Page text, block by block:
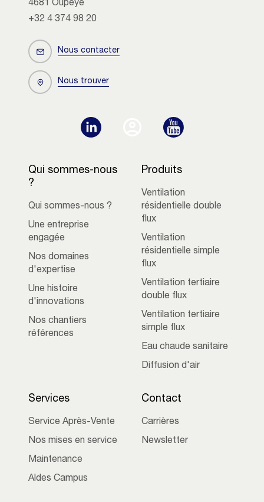
4681 Oupeye
+32 4 374 98 20
Nous contacter
Nous trouver
Qui sommes-nous
?
Qui sommes-nous ?
Une entreprise
engagée
Nos domaines
d'expertise
Une histoire
d'innovations
Nos chantiers
références
Produits
Ventilation
résidentielle double
flux
Ventilation
résidentielle simple
flux
Ventilation tertiaire
double flux
Ventilation tertiaire
simple flux
Eau chaude sanitaire
Diffusion d'air
Services
Service Après-Vente
Nos mises en service
Maintenance
Aldes Campus
Contact
Carrières
Newsletter